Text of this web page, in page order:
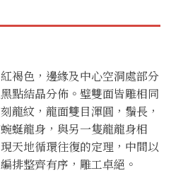
褐色，邊緣及中心空洞處部分
點結晶分佈。璧雙面皆雕相同
龍紋，龍面雙目渾圓，鬚長，
蜒龍身，與另一隻龍龍身相
天地循環往復的定理，中間以
排整齊有序，雕工卓絕。